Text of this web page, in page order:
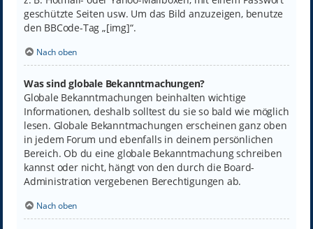
geschützte Seiten usw. Um das Bild anzuzeigen, benutze
den BBCode-Tag „[img]“.
Nach oben
Was sind globale Bekanntmachungen?
Globale Bekanntmachungen beinhalten wichtige
Informationen, deshalb solltest du sie so bald wie möglich
lesen. Globale Bekanntmachungen erscheinen ganz oben
in jedem Forum und ebenfalls in deinem persönlichen
Bereich. Ob du eine globale Bekanntmachung schreiben
kannst oder nicht, hängt von den durch die Board-
Administration vergebenen Berechtigungen ab.
Nach oben